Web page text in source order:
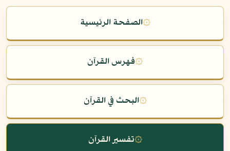
۞الصفحة الرئيسية
۞فهرس القرآن
۞البحث في القرآن
۞تفسير القرآن